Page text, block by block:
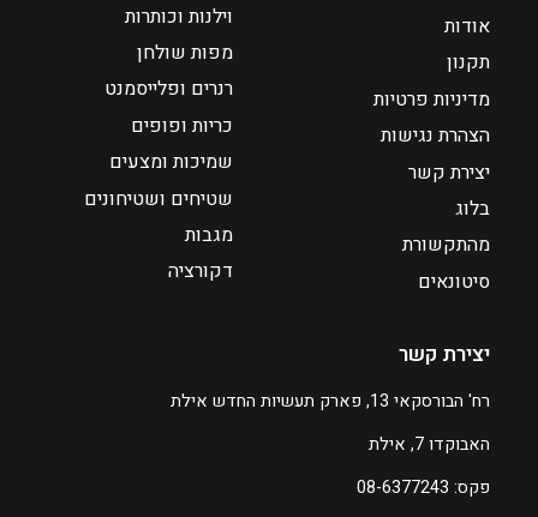
יצירת קשר
רח' הבורסקאי 13, פארק תעשיות החדש אילת
האבוקדו 7, אילת
פקס: 08-6377243
וילנות וכותרות
מפות שולחן
רנרים ופלייסמנט
כריות ופופים
שמיכות ומצעים
שטיחים ושטיחונים
מגבות
דקורציה
אודות
תקנון
מדיניות פרטיות
הצהרת נגישות
יצירת קשר
בלוג
מהתקשורת
סיטונאים